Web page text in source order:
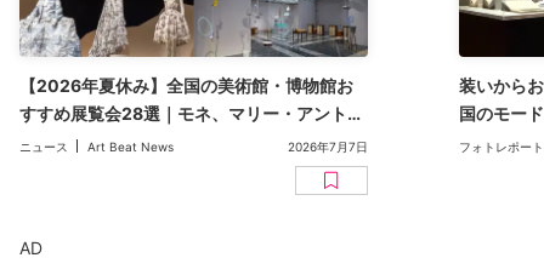
【2026年夏休み】全国の美術館・博物館お
すすめ展覧会28選｜モネ、マリー・アントワ
ネットから、ジブリ、ヒロシマ賞展まで
ニュース Art Beat News 2026年7月7日
装いから
国のモー
開幕。物
フォトレポート
AD